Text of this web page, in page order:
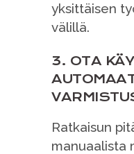
yksittäisen
välillä.
3. OTA
Ratkaisun
manuaalista